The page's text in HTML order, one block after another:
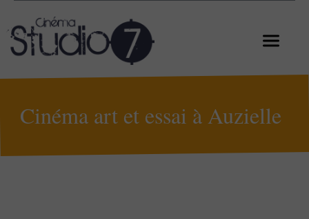
Cinéma art et essai à Auzielle